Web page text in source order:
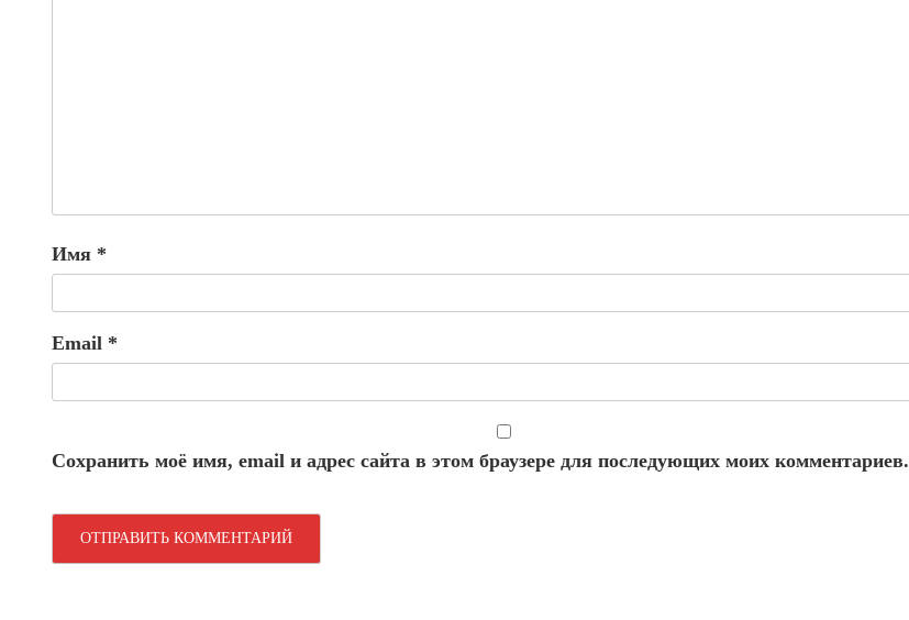
Имя *
Email *
Сохранить моё имя, email и адрес сайта в этом браузере для последующих моих комментариев.